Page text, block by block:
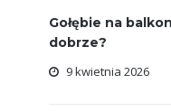
Gołębie na
dobrze?
9 kwietnia 2026